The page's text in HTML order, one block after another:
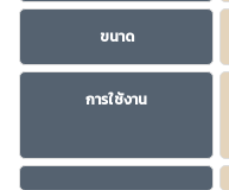
ขนาด
การใช้งาน